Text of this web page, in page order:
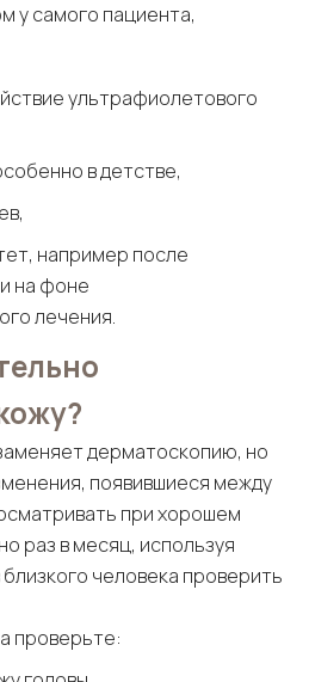
у самого пациента,
ультрафиолетового
в детстве,
например после
на фоне
лечения.
дерматоскопию, но
появившиеся между
при хорошем
раз в месяц, используя
человека проверить
проверьте: